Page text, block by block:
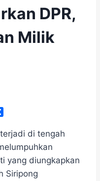
DPR,
Milik
a
e
di tengah
yang diungkapkan
Siripong